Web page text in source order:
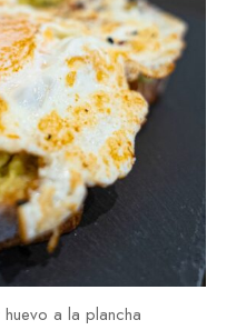
a la plancha